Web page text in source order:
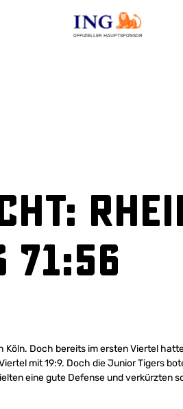
OFFIZIELLER HAUPTSPONSOR
71:56
Doch bereits im ersten Viertel
mit 19:9. Doch die Junior Tigers
eine gute Defense und verkürzten